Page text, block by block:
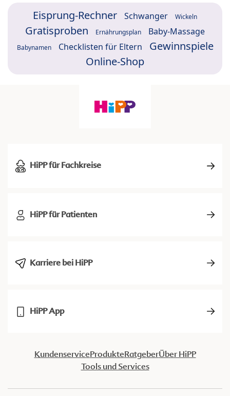
Eisprung-Rechner Schwanger Wickeln
Gratisproben Ernährungsplan Baby-Massage
Babynamen Checklisten für Eltern
Gewinnspiele
Online-Shop
HiPP für Fachkreise
HiPP für Patienten
Karriere bei HiPP
HiPP App
KundenserviceProdukteRatgeberÜber HiPP
Tools und Services